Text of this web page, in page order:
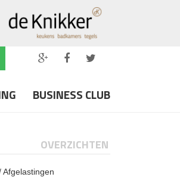
BUSINESS CLUB
OVERZICHTEN
Afgelastingen